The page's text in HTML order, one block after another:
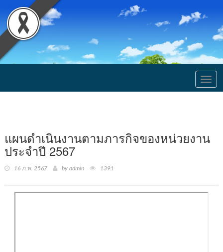
แผนดำเนินงานตามภารกิจของหน่วยงาน
ประจำปี 2567
16 ก.พ. 2567 by admin 1391